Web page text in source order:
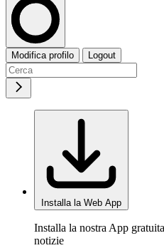
Modifica profilo Logout
Installa la Web App
Installa la nostra App
notizie